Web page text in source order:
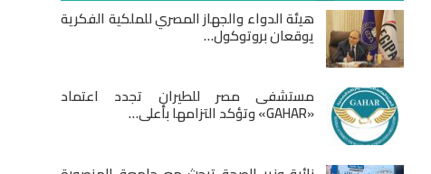
هيئة الدواء والجهاز المصري للملكية الفكرية
يوقعان بروتوكول…
مستشفى مصر للطيران تجدد اعتماد
«GAHAR» وتؤكد التزامها بأعلى…